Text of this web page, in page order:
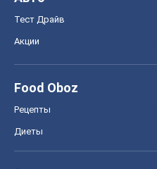
Тест Драйв
Акции
Food Oboz
Рецепты
Диеты